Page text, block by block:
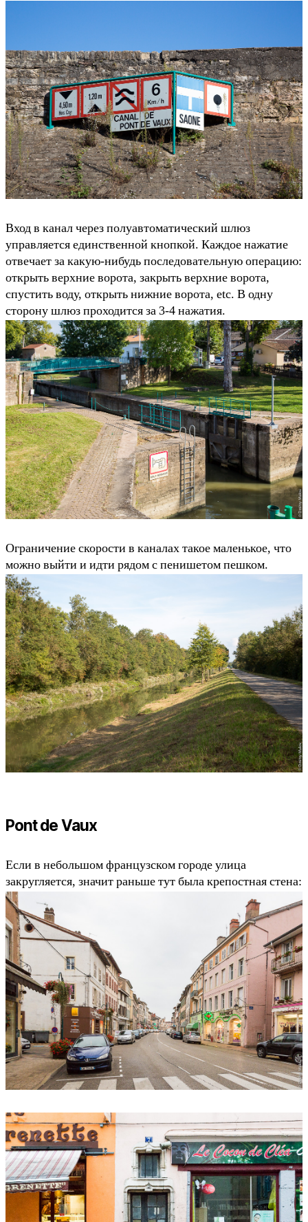
Вход в канал через полуавтоматический шлюз
управляется единственной кнопкой. Каждое нажатие
отвечает за какую-нибудь последовательную операцию:
открыть верхние ворота, закрыть верхние ворота,
спустить воду, открыть нижние ворота, etc. В одну
сторону шлюз проходится за 3-4 нажатия.
Ограничение скорости в каналах такое маленькое, что
можно выйти и идти рядом с пенишетом пешком.
Pont de Vaux
Если в небольшом французском городе улица
закругляется, значит раньше тут была крепостная стена: